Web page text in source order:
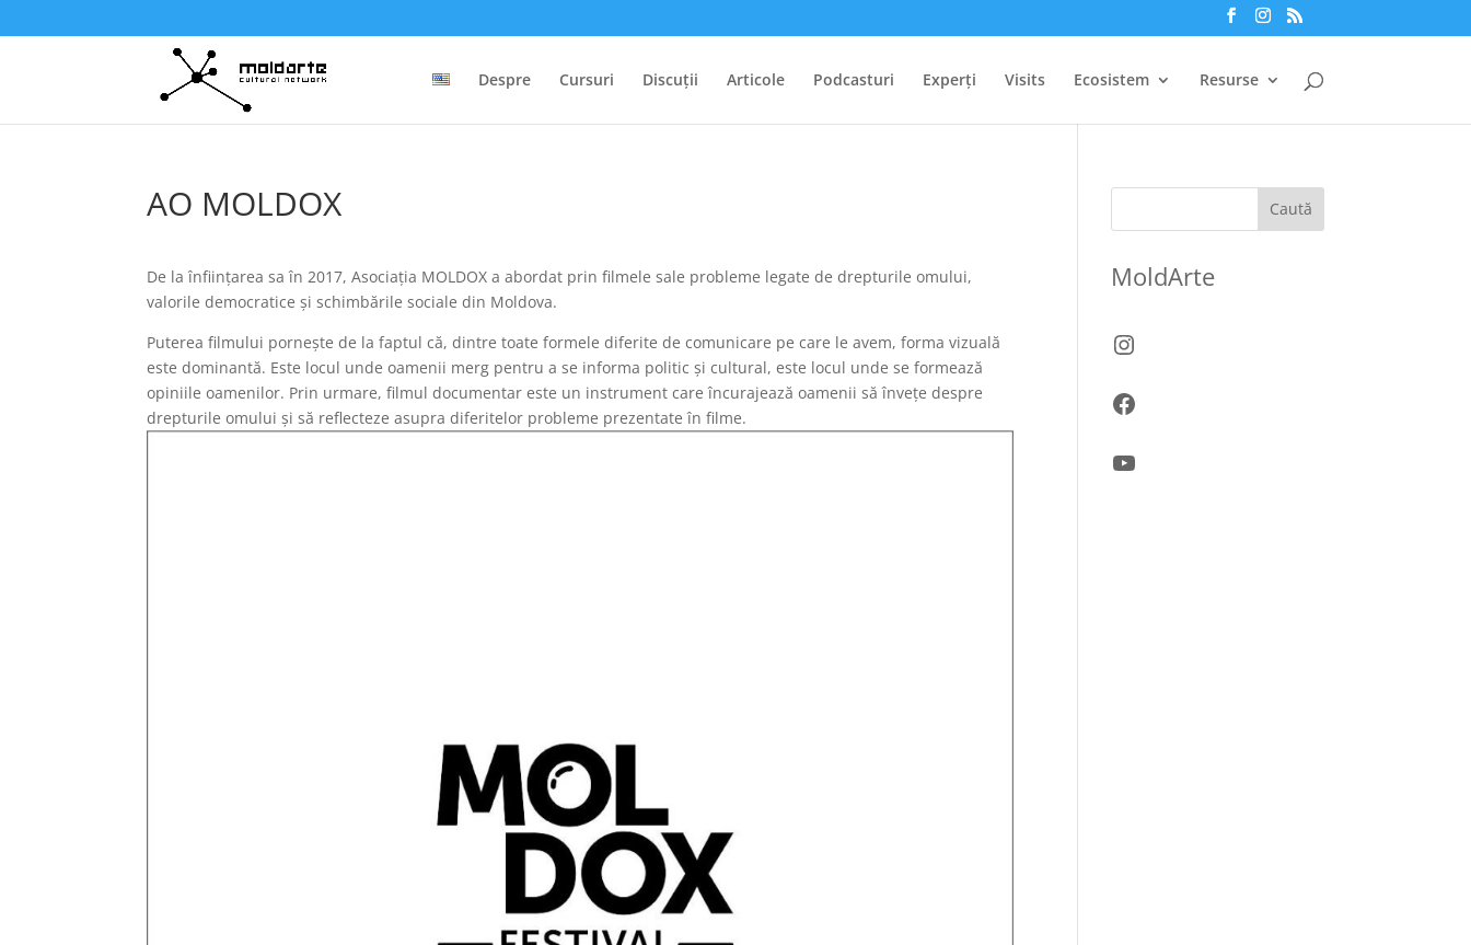
Despre Cursuri Discuții Articole Podcasturi Experți Visits Ecosistem Resurse
AO MOLDOX
De la înființarea sa în 2017, Asociația MOLDOX a abordat prin filmele sale probleme legate de drepturile omului,
valorile democratice și schimbările sociale din Moldova.
Puterea filmului pornește de la faptul că, dintre toate formele diferite de comunicare pe care le avem, forma vizuală
este dominantă. Este locul unde oamenii merg pentru a se informa politic și cultural, este locul unde se formează
opiniile oamenilor. Prin urmare, filmul documentar este un instrument care încurajează oamenii să învețe despre
drepturile omului și să reflecteze asupra diferitelor probleme prezentate în filme.
Caută
MoldArte
Instagram
Facebook
YouTube